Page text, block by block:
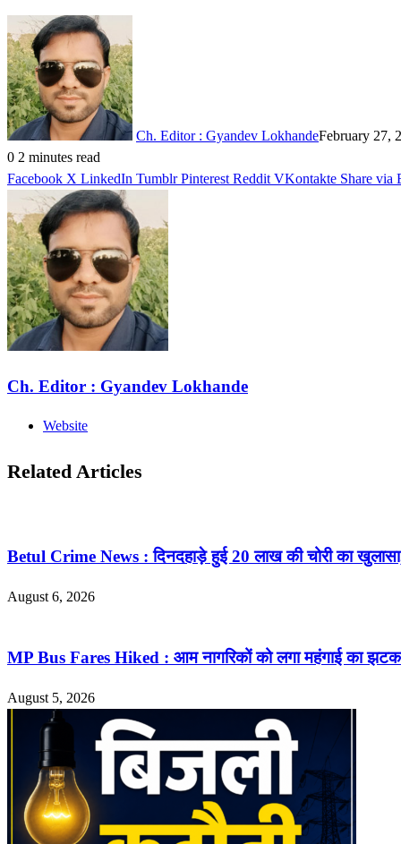
Ch. Editor : Gyandev LokhandeFebruary 27,
0 2 minutes read
Facebook X LinkedIn Tumblr Pinterest Reddit VKontakte Share via
Ch. Editor : Gyandev Lokhande
Website
Related Articles
Betul Crime News : दिनदहाड़े हुई 20 लाख की चोरी का खुलासा,
August 6, 2026
MP Bus Fares Hiked : आम नागरिकों को लगा महंगाई का झटका,
August 5, 2026